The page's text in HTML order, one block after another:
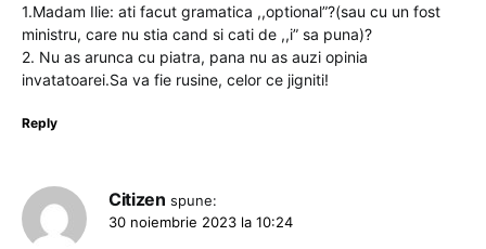
1.Madam Ilie: ati facut gramatica ,,optional”?(sau cu un fost
ministru, care nu stia cand si cati de ,,i” sa puna)?
2. Nu as arunca cu piatra, pana nu as auzi opinia
invatatoarei.Sa va fie rusine, celor ce jigniti!
Reply
Citizen spune:
30 noiembrie 2023 la 10:24